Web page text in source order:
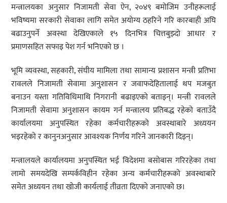
मन्त्रालयका अनुसार निजामती सेवा ऐन, २०४९ बमोजिम उनीहरूलाई
भविष्यमा सरकारी सेवाका लागि समेत अयोग्य ठहरिने गरि कारबाही अघि
बढाउनुपर्ने अवस्था देखिएकाले १५ दिनभित्र चित्तबुझ्दो आधार र
प्रमाणसहित सफाइ पेश गर्न भनिएको छ ।
भूमि व्यवस्था, सहकारी, संघीय मामिला तथा सामान्य प्रशासन मन्त्री प्रतिभा
रावलले निजामती सेवामा अनुशासन र जवाफदेहितालाई थप मजबुत
बनाउन यस्ता गतिविधिमाथि निगरानी बढाइएको बताइन्। मन्त्री रावलले
निजामती सेवामा अनुशासन कायम गर्न मन्त्रालय प्रतिबद्ध रहेको बताउँदै
कार्यालयमा अनुपस्थित रहेका कर्मचारीहरूको अवस्थाबारे अध्ययन
भइरहेको र कानुनअनुसार आवश्यक निर्णय गरिने जानकारी दिइन्।
मन्त्रालयले कार्यालयमा अनुपस्थित भई विदेशमा बसोबास गरिरहेका तथा
लामो समयदेखि सम्पर्कविहीन रहेका अन्य कर्मचारीहरूको अवस्थाबारे
समेत अध्ययन तथा खोजी कार्यलाई तीव्रता दिएको जनाएको छ।